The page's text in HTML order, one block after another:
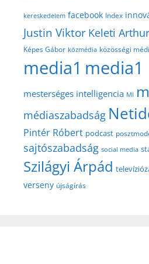
kereskedelem facebook Index
Justin Viktor Keleti Arthur
Képes Gábor közmédia közösségi
media1
mesterséges intelligencia MI
médiaszabadság
Pintér Róbert podcast
sajtószabadság social media
Szilágyi Árpád
verseny újságírás